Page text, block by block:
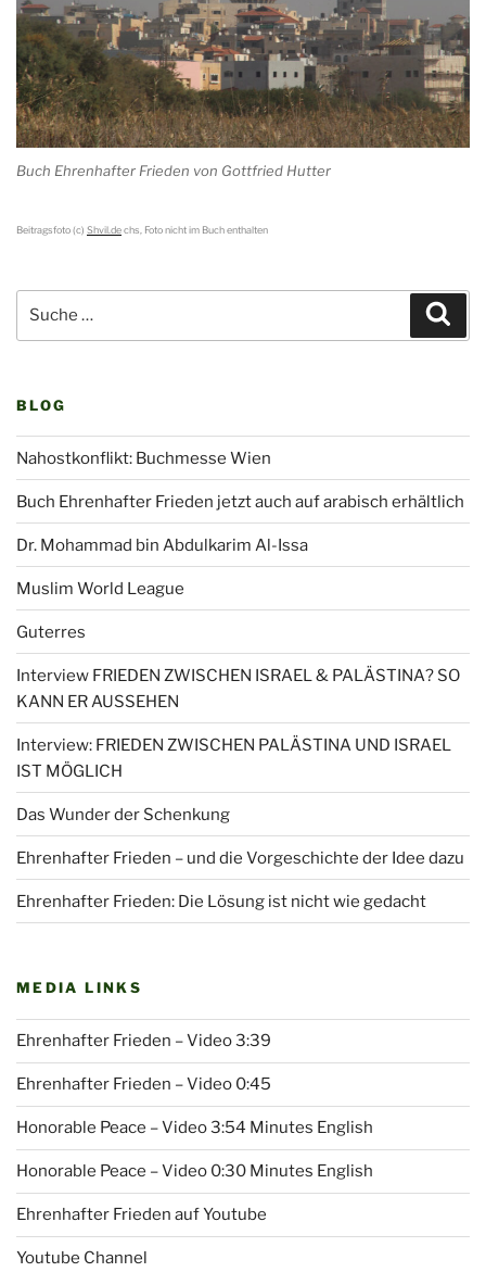
Buch Ehrenhafter Frieden von Gottfried Hutter
Beitragsfoto (c) Shvil.dechs, Foto nicht im Buch enthalten
nach:
BLOG
Nahostkonflikt: Buchmesse Wien
Buch Ehrenhafter Frieden jetzt auch auf arabisch erhältlich
Dr. Mohammad bin Abdulkarim Al-Issa
Muslim World League
Guterres
Interview FRIEDEN ZWISCHEN ISRAEL & PALÄSTINA? SO
KANN ER AUSSEHEN
Interview: FRIEDEN ZWISCHEN PALÄSTINA UND ISRAEL
IST MÖGLICH
Das Wunder der Schenkung
Ehrenhafter Frieden – und die Vorgeschichte der Idee dazu
Ehrenhafter Frieden: Die Lösung ist nicht wie gedacht
MEDIA LINKS
Ehrenhafter Frieden – Video 3:39
Ehrenhafter Frieden – Video 0:45
Honorable Peace – Video 3:54 Minutes English
Honorable Peace – Video 0:30 Minutes English
Ehrenhafter Frieden auf Youtube
Youtube Channel